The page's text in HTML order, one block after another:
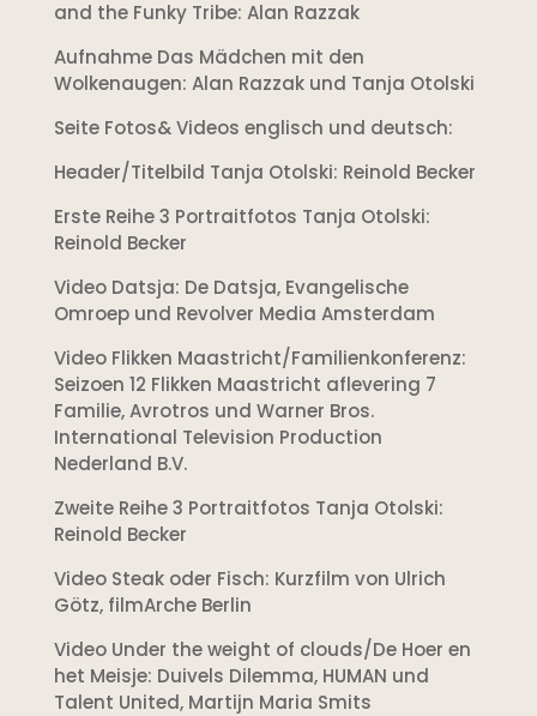
and the Funky Tribe: Alan Razzak
Aufnahme Das Mädchen mit den
Wolkenaugen: Alan Razzak und Tanja Otolski
Seite Fotos& Videos englisch und deutsch:
Header/Titelbild Tanja Otolski: Reinold Becker
Erste Reihe 3 Portraitfotos Tanja Otolski:
Reinold Becker
Video Datsja: De Datsja, Evangelische
Omroep und Revolver Media Amsterdam
Video Flikken Maastricht/Familienkonferenz:
Seizoen 12 Flikken Maastricht aflevering 7
Familie, Avrotros und Warner Bros.
International Television Production
Nederland B.V.
Zweite Reihe 3 Portraitfotos Tanja Otolski:
Reinold Becker
Video Steak oder Fisch: Kurzfilm von Ulrich
Götz, filmArche Berlin
Video Under the weight of clouds/De Hoer en
het Meisje: Duivels Dilemma, HUMAN und
Talent United, Martijn Maria Smits